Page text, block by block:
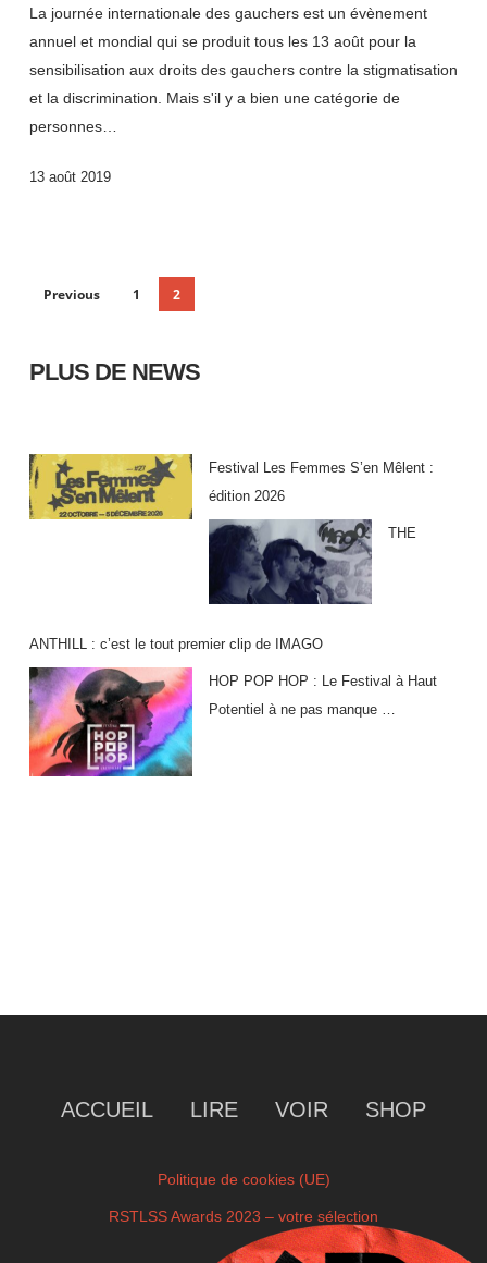
La journée internationale des gauchers est un évènement
annuel et mondial qui se produit tous les 13 août pour la
sensibilisation aux droits des gauchers contre la stigmatisation
et la discrimination. Mais s'il y a bien une catégorie de
personnes…
13 août 2019
Previous 1 2
PLUS DE NEWS
Festival Les Femmes S’en Mêlent :
édition 2026
THE
ANTHILL : c’est le tout premier clip de IMAGO
HOP POP HOP : Le Festival à Haut
Potentiel à ne pas manque …
ACCUEIL LIRE VOIR SHOP
Politique de cookies (UE)
RSTLSS Awards 2023 – votre sélection